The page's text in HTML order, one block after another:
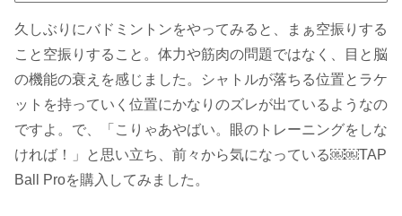
久しぶりにバドミントンをやってみると、まぁ空振りする
こと空振りすること。体力や筋肉の問題ではなく、目と脳
の機能の衰えを感じました。シャトルが落ちる位置とラケ
ットを持っていく位置にかなりのズレが出ているようなの
ですよ。で、「こりゃあやばい。眼のトレーニングをしな
ければ！」と思い立ち、前々から気になっている￼￼TAP
Ball Proを購入してみました。